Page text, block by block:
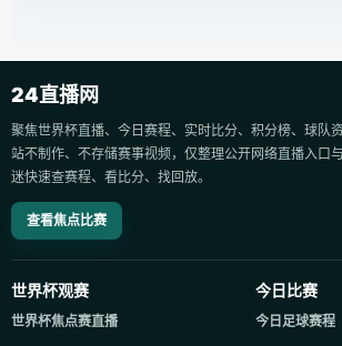
24直播网
聚焦世界杯直播、今日赛程、实时比分、积分榜、球队
站不制作、不存储赛事视频，仅整理公开网络直播入口
迷快速查赛程、看比分、找回放。
查看焦点比赛
世界杯观赛
世界杯焦点赛直播
今日比赛
今日足球赛程